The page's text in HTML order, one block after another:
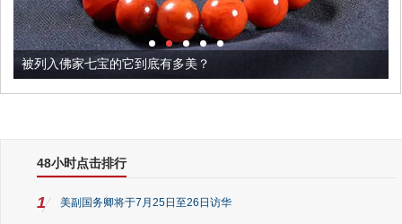
被列入佛家七宝的它到底有多美？
48小时点击排行
1 美副国务卿将于7月25日至26日访华